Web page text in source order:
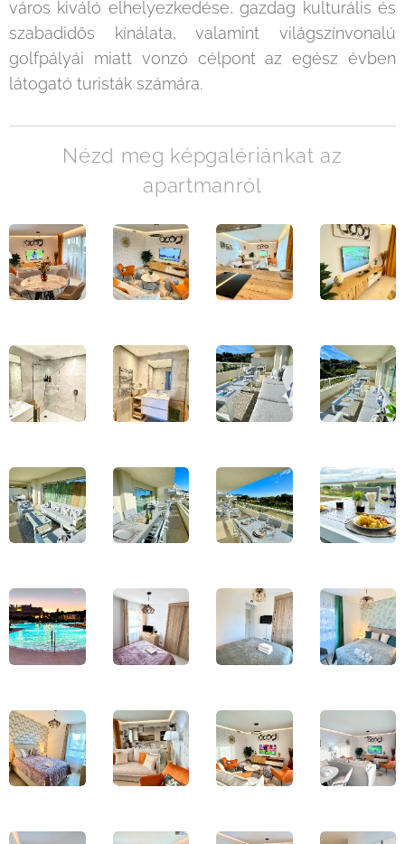
város kiváló elhelyezkedése, gazdag kulturális és
szabadidős kínálata, valamint világszínvonalú
golfpályái miatt vonzó célpont az egész évben
látogató turisták számára.
Nézd meg képgalériánkat az
apartmanról